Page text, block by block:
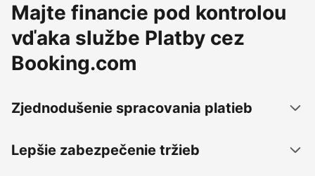
Majte financie pod kontrolou
vďaka službe Platby cez
Booking.com
Zjednodušenie spracovania platieb
Lepšie zabezpečenie tržieb